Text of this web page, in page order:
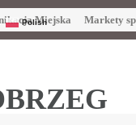
Miejska Markety
Polish